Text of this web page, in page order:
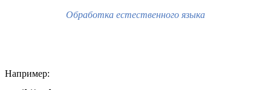
Обработка естественного языка
Например: